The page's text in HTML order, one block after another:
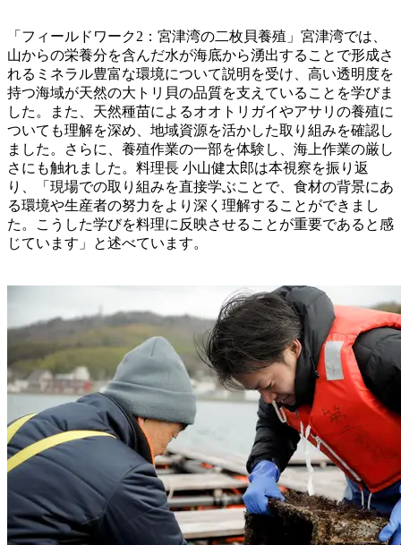
「フィールドワーク2：宮津湾の二枚貝養殖」宮津湾では、
山からの栄養分を含んだ水が海底から湧出することで形成さ
れるミネラル豊富な環境について説明を受け、高い透明度を
持つ海域が天然の大トリ貝の品質を支えていることを学びま
した。また、天然種苗によるオオトリガイやアサリの養殖に
ついても理解を深め、地域資源を活かした取り組みを確認し
ました。さらに、養殖作業の一部を体験し、海上作業の厳し
さにも触れました。料理長 小山健太郎は本視察を振り返
り、「現場での取り組みを直接学ぶことで、食材の背景にあ
る環境や生産者の努力をより深く理解することができまし
た。こうした学びを料理に反映させることが重要であると感
じています」と述べています。